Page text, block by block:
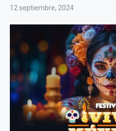
12 septiembre, 2024